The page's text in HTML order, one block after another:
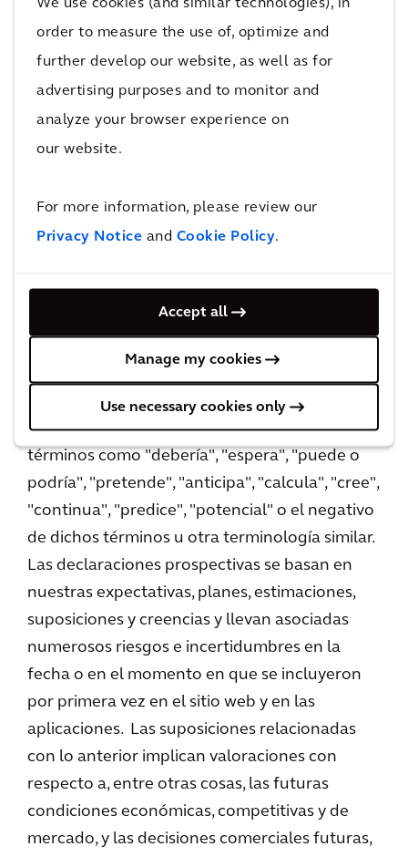
order to measure the use of, optimize and
further develop our website, as well as for
advertising purposes and to monitor and
analyze your browser experience on
our website.
For more information, please review our
Privacy Notice and Cookie Policy.
Accept all
Manage my cookies
Use necessary cookies only
Las declaraciones incluidas en el sitio web y las
aplicaciones que no son hechos históricos
(incluidas las declaraciones relativas a los
objetivos de inversión, otros planes y objetivos
de gestión para operaciones futuras o
pronósticos relacionados con los mismos) son
declaraciones prospectivas. Estas
garantías. Los eventos reales o los resultados
de nuestras operaciones podrían diferir
Las declaraciones prospectivas normalmente
se identifican mediante el uso del futuro y de
términos como "debería", "espera", "puede o
podría", "pretende", "anticipa", "calcula", "cree",
"continua", "predice", "potencial" o el negativo
de dichos términos u otra terminología similar.
Las declaraciones prospectivas se basan en
nuestras expectativas, planes, estimaciones,
suposiciones y creencias y llevan asociadas
numerosos riesgos e incertidumbres en la
fecha o en el momento en que se incluyeron
por primera vez en el sitio web y en las
aplicaciones. Las suposiciones relacionadas
con lo anterior implican valoraciones con
respecto a, entre otras cosas, las futuras
condiciones económicas, competitivas y de
mercado, y las decisiones comerciales futuras,